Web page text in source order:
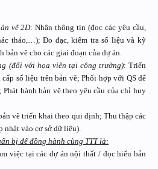
vẽ 2D: Nhận thông tin (đọc các yêu cầu,
thảo,…); Đo đạc, kiểm tra số liệu và kỹ
vẽ cho các giai đoạn của dự án.
(đối với họa viên tại công trường): Triển
số liệu trên bản vẽ; Phối hợp với QS để
hành bản vẽ theo yêu cầu của chỉ huy
vẽ triển khai theo qui định; Thu thập các
nhật vào cơ sở dữ liệu).
bị để đồng hành cùng TTT là:
việc tại các dự án nội thất / đọc hiểu bản